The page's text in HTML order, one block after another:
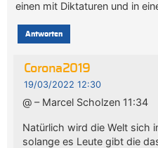
einen mit Diktaturen und in
Antworten
Corona2019
19/03/2022 12:30
@ – Marcel Scholzen 11:34
Natürlich wird die Welt sich
solange es Leute gibt die